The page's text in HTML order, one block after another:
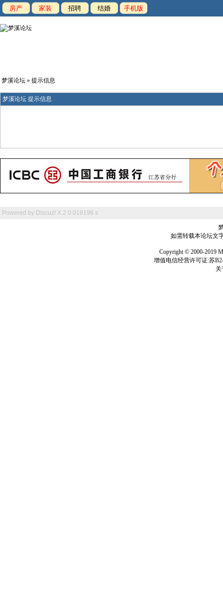
房产 家装 招聘 结婚 手机版
梦溪论坛 » 提示信息
梦溪论坛 提示信息
Powered by Discuz! X 2 0.019196 s
如需转载本论坛文
Copyright © 2000-2019
增值电信经营许可证:苏
关